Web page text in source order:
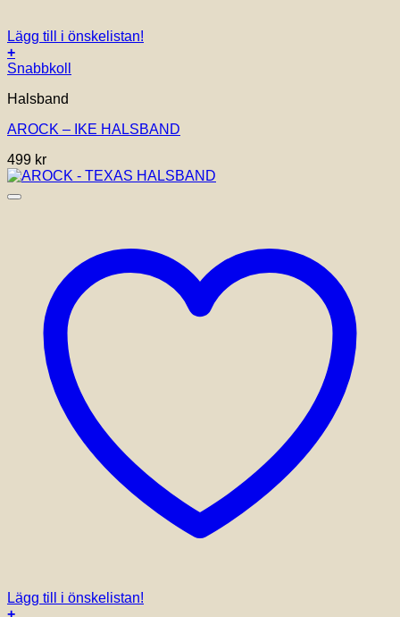
Lägg till i önskelistan!
+
Snabbkoll
Halsband
AROCK – IKE HALSBAND
499 kr
Lägg till i önskelistan!